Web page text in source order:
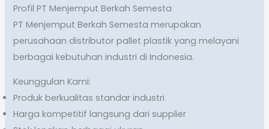
Profil PT Menjemput Berkah Semesta
PT Menjemput Berkah Semesta merupakan
perusahaan distributor pallet plastik yang melayani
berbagai kebutuhan industri di Indonesia.
Keunggulan Kami:
Produk berkualitas standar industri
Harga kompetitif langsung dari supplier